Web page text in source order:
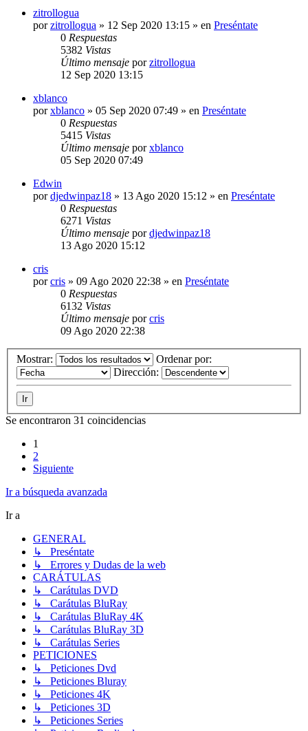
zitrollogua
porzitrollogua » 12 Sep 2020 13:15 » en Preséntate
0 Respuestas
5382 Vistas
Último mensaje porzitrollogua
12 Sep 2020 13:15
xblanco
porxblanco » 05 Sep 2020 07:49 » en Preséntate
0 Respuestas
5415 Vistas
Último mensaje porxblanco
05 Sep 2020 07:49
Edwin
pordjedwinpaz18 » 13 Ago 2020 15:12 » en Preséntate
0 Respuestas
6271 Vistas
Último mensaje pordjedwinpaz18
13 Ago 2020 15:12
cris
porcris » 09 Ago 2020 22:38 » en Preséntate
0 Respuestas
6132 Vistas
Último mensaje porcris
09 Ago 2020 22:38
Mostrar:
Ordenar por:
Dirección:
Se encontraron 31 coincidencias
1
2
Siguiente
Ir a búsqueda avanzada
Ir a
GENERAL
↳ Preséntate
↳ Errores y Dudas de la web
CARÁTULAS
↳ Carátulas DVD
↳ Carátulas BluRay
↳ Carátulas BluRay 4K
↳ Carátulas BluRay 3D
↳ Carátulas Series
PETICIONES
↳ Peticiones Dvd
↳ Peticiones Bluray
↳ Peticiones 4K
↳ Peticiones 3D
↳ Peticiones Series